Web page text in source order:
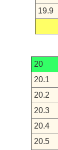
19.9
20
20.1
20.2
20.3
20.4
20.5